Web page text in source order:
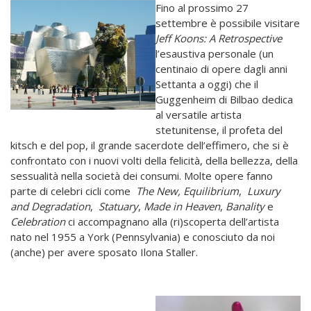
Fino al prossimo 27
settembre è possibile visitare
Jeff Koons: A Retrospective
l’esaustiva personale (un
centinaio di opere dagli anni
Settanta a oggi) che il
Guggenheim di Bilbao dedica
al versatile artista
stetunitense, il profeta del
kitsch e del pop, il grande sacerdote dell’effimero, che si è
confrontato con i nuovi volti della felicità, della bellezza, della
sessualità nella società dei consumi. Molte opere fanno
parte di celebri cicli come The New, Equilibrium, Luxury
and Degradation, Statuary, Made in Heaven, Banalitye
Celebrationci accompagnano alla (ri)scoperta dell’artista
nato nel 1955 a York (Pennsylvania) e conosciuto da noi
(anche) per avere sposato Ilona Staller.